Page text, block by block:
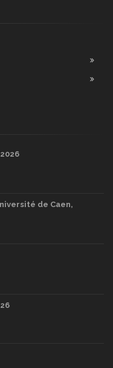
de Caen,